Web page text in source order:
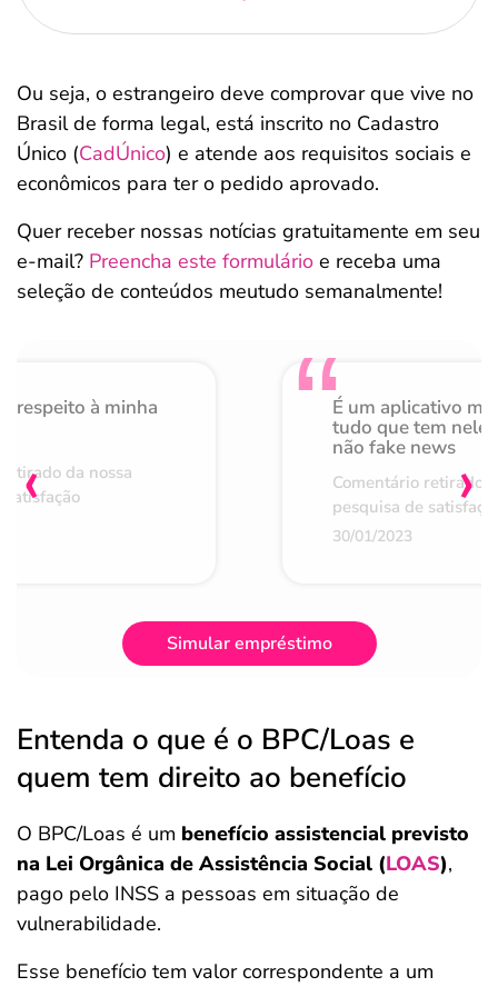
Ou seja, o estrangeiro deve comprovar que vive no
Brasil de forma legal, está inscrito no Cadastro
Único (CadÚnico) e atende aos requisitos sociais e
econômicos para ter o pedido aprovado.
Quer receber nossas notícias gratuitamente em seu
e-mail? Preencha este formulário e receba uma
seleção de conteúdos meutudo semanalmente!
respeito à minha
da nossa
É um aplicativo
tudo que tem nele
não fake news
Comentário retirado
pesquisa de
30/01/2023
‹ ›
Simular empréstimo
Entenda o que é o BPC/Loas e
quem tem direito ao benefício
O BPC/Loas é um benefício assistencial previsto
na Lei Orgânica de Assistência Social (LOAS),
pago pelo INSS a pessoas em situação de
vulnerabilidade.
Esse benefício tem valor correspondente a um